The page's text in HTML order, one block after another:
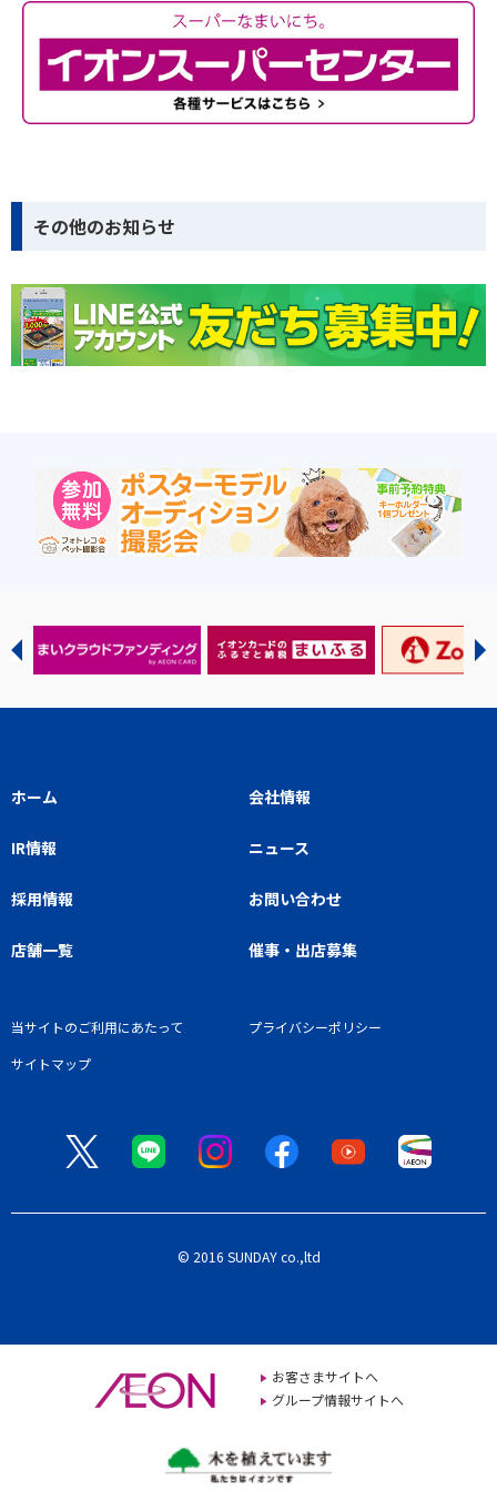
その他のお知らせ
ホーム 会社情報
IR情報 ニュース
採用情報 お問い合わせ
店舗一覧 催事・出店募集
当サイトのご利用にあたって
プライバシーポリシー
サイトマップ
© 2016 SUNDAY co.,ltd
お客さまサイトへ
グループ情報サイトへ